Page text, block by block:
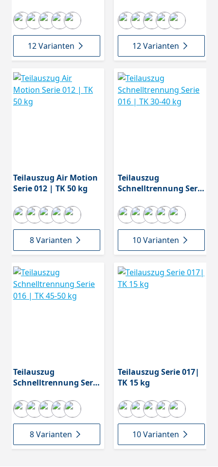
12 Varianten 12 Varianten
Teilauszug Air Motion
Serie 012 | TK 50 kg
8 Varianten
Teilauszug
Schnelltrennung Serie
10 Varianten
Teilauszug
Schnelltrennung Serie
8 Varianten
Teilauszug Serie 017|
TK 15 kg
10 Varianten